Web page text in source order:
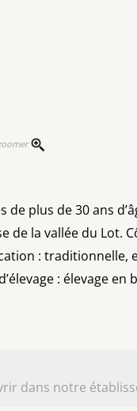
plus de 30 ans
la vallée du Lot.
: traditionnelle,
: élevage
dans notre